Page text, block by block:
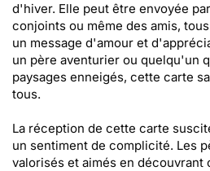
d'hiver. Elle peut être envoyée
conjoints ou même des amis,
un message d'amour et
un père aventurier ou quelqu'un
paysages enneigés, cette carte
tous.
La réception de cette carte
un sentiment de complicité. Les
valorisés et aimés en découvrant